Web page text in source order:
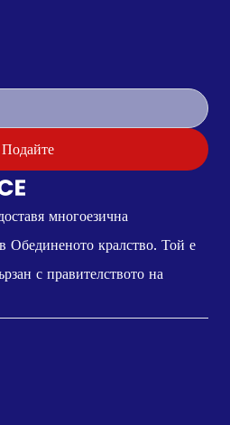
Подайте
многоезична
Обединеното кралство. Той е
с правителството на